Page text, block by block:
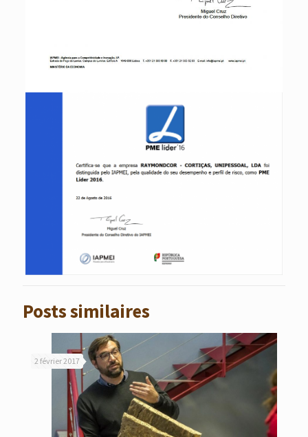
Posts similaires
2 février 2017